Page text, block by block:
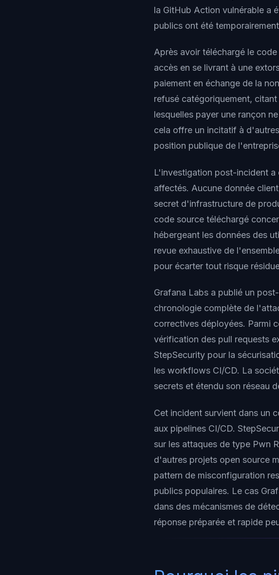
la GitHub Action vulnérable a
publics ont été
Après avoir téléchargé le
accès en se livrant à une
paiement en échange de la
refusé catégoriquement,
lesquelles payer une rançon
cela offre un incitatif à
position publique de
L'investigation post-incident
affectés. Aucune donnée
secret d'infrastructure de
code source téléchargé
hébergeant les données des
revue exhaustive de
pour écarter tout risque
Grafana Labs a publié un
chronologie complète de
correctives déployées. Parmi
vérification des pull requests
StepSecurity pour la
les workflows CI/CD. La
secrets et étendu son réseau
Cet incident survient dans un
aux pipelines CI/CD.
sur les attaques de type Pwn
d'autres projets open source
pattern de misconfiguration
publics populaires. Le cas
dans des mécanismes de
réponse préparée et rapide